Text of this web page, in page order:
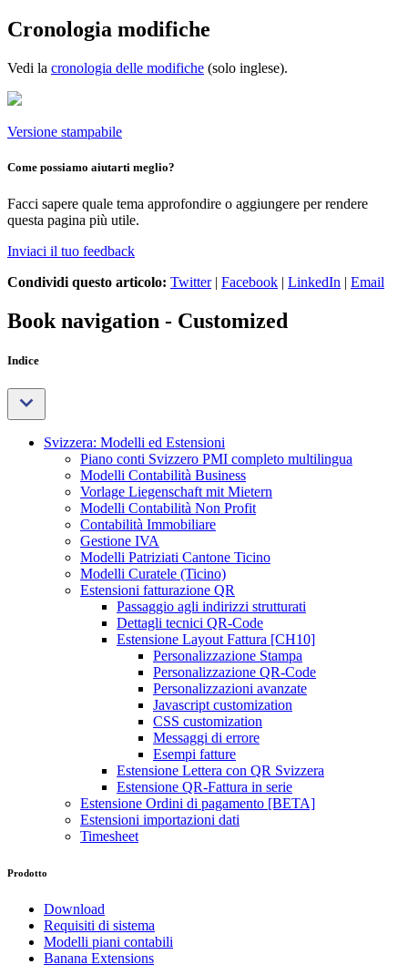
Cronologia modifiche
Vedi la cronologia delle modifiche (solo inglese).
Versione stampabile
Come possiamo aiutarti meglio?
Facci sapere quale tema approfondire o aggiungere per rendere
questa pagina più utile.
Inviaci il tuo feedback
Condividi questo articolo: Twitter| Facebook | LinkedIn | Email
Book navigation - Customized
Indice
Svizzera: Modelli ed Estensioni
Piano conti Svizzero PMI completo multilingua
Modelli Contabilità Business
Vorlage Liegenschaft mit Mietern
Modelli Contabilità Non Profit
Contabilità Immobiliare
Gestione IVA
Modelli Patriziati Cantone Ticino
Modelli Curatele (Ticino)
Estensioni fatturazione QR
Passaggio agli indirizzi strutturati
Dettagli tecnici QR-Code
Estensione Layout Fattura [CH10]
Personalizzazione Stampa
Personalizzazione QR-Code
Personalizzazioni avanzate
Javascript customization
CSS customization
Messaggi di errore
Esempi fatture
Estensione Lettera con QR Svizzera
Estensione QR-Fattura in serie
Estensione Ordini di pagamento [BETA]
Estensioni importazioni dati
Timesheet
Prodotto
Download
Requisiti di sistema
Modelli piani contabili
Banana Extensions